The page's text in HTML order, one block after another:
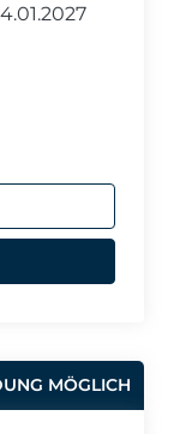
MÖGLICH